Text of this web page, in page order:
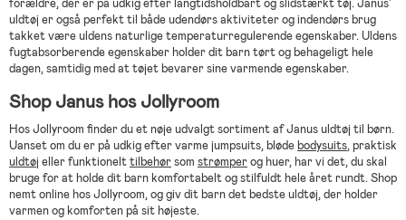
uldtøj er også perfekt til både udendørs aktiviteter og indendørs brug
takket være uldens naturlige temperaturregulerende egenskaber. Uldens
fugtabsorberende egenskaber holder dit barn tørt og behageligt hele
dagen, samtidig med at tøjet bevarer sine varmende egenskaber.
Shop Janus hos Jollyroom
Hos Jollyroom finder du et nøje udvalgt sortiment af Janus uldtøj til børn.
Uanset om du er på udkig efter varme jumpsuits, blødebodysuits, praktisk
uldtøj eller funktionelttilbehørsom strømperog huer, har vi det, du skal
bruge for at holde dit barn komfortabelt og stilfuldt hele året rundt. Shop
nemt online hos Jollyroom, og giv dit barn det bedste uldtøj, der holder
varmen og komforten på sit højeste.